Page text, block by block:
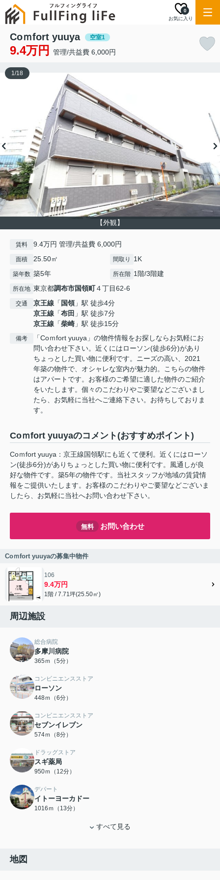
お気に入り
0
Coｍfort yuuya 空室1
9.4万円 管理/共益費 6,000円
【外観】
1/18
賃料 9.4万円 管理/共益費 6,000円
面積 25.50㎡ 間取り 1K
築年数 築5年 所在階 1階/3階建
所在地 東京都調布市国領町４丁目62-6
交通 京王線 「 国領」駅 徒歩4分
京王線 「布田 」駅 徒歩7分
京王線 「柴崎 」駅 徒歩15分
備考
「Coｍfort yuuya」の物件情報をお探しならお気軽にお
問い合わせ下さい。近くにはローソン(徒歩6分)があり
ちょっとした買い物に便利です。ニーズの高い、2021
年築の物件で、オシャレな室内が魅力的。こちらの物件
はアパートです。お客様のご希望に適した物件のご紹介
をいたします。個々のこだわりやご要望などございまし
たら、お気軽に当社へご連絡下さい。お待ちしておりま
す。
Coｍfort yuuyaのコメント(おすすめポイント)
Coｍfort yuuya：京王線国領駅にも近くて便利。近くにはローソ
ン(徒歩6分)がありちょっとした買い物に便利です。風通しが良
好な物件です。築5年の物件です。当社スタッフが地域の賃貸情
報をご提供いたします。お客様のこだわりやご要望などございま
したら、お気軽に当社へお問い合わせ下さい。
無料 お問い合わせ
Coｍfort yuuyaの募集中物件
106
9.4万円
1階 / 7.71坪(25.50㎡)
周辺施設
総合病院
多摩川病院
365ｍ（5分）
コンビニエンスストア
ローソン
448ｍ（6分）
コンビニエンスストア
セブンイレブン
574ｍ（8分）
ドラッグストア
スギ薬局
950ｍ（12分）
デパート
イトーヨーカドー
1016ｍ（13分）
すべて見る
地図